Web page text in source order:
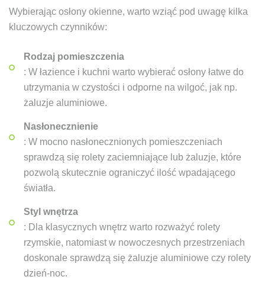
Wybierając osłony okienne, warto wziąć pod uwagę kilka
kluczowych czynników:
Rodzaj pomieszczenia
: W łazience i kuchni warto wybierać osłony łatwe do
utrzymania w czystości i odporne na wilgoć, jak np.
żaluzje aluminiowe.
Nasłonecznienie
: W mocno nasłonecznionych pomieszczeniach
sprawdzą się rolety zaciemniające lub żaluzje, które
pozwolą skutecznie ograniczyć ilość wpadającego
światła.
Styl wnętrza
: Dla klasycznych wnętrz warto rozważyć rolety
rzymskie, natomiast w nowoczesnych przestrzeniach
doskonale sprawdzą się żaluzje aluminiowe czy rolety
dzień-noc.